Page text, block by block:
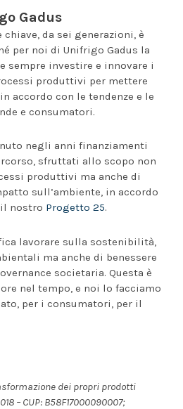
Gadus
da sei generazioni, è
per noi di Unifrigo Gadus la
sempre investire e innovare i
produttivi per mettere
accordo con le tendenze e le
e consumatori.
negli anni finanziamenti
sfruttati allo scopo non
produttivi ma anche di
sull’ambiente, in accordo
nostro Progetto 25.
lavorare sulla sostenibilità,
ma anche di benessere
societaria. Questa è
nel tempo, e noi lo facciamo
per i consumatori, per il
dei propri prodotti
– CUP: B58F17000090007;